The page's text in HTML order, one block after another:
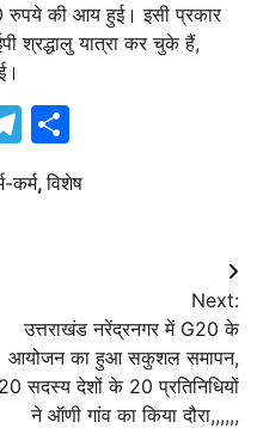
रुपये की आय हुई। इसी प्रकार
श्रद्धालु यात्रा कर चुके हैं,
Telegram
कर्म,विशेष
Next:
उत्तराखंड नरेंद्रनगर में G20 के
आयोजन का हुआ सकुशल समापन,
20 सदस्य देशों के 20 प्रतिनिधियों
ने ऑणी गांव का किया दौरा,,,,,,